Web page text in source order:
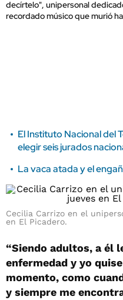
decírtelo", unipersonal
recordado músico que murió
El Instituto Nacional del
elegir seis jurados
La vaca atada y el
Cecilia Carrizo en el
en El Picadero.
“Siendo adultos, a él
enfermedad y yo
momento, como
y siempre me